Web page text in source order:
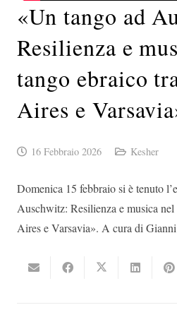
«Un tango ad
Resilienza e
tango ebraico
Aires e
16 Febbraio 2026 Kesher
Domenica 15 febbraio si è tenuto
Auschwitz: Resilienza e musica
Aires e Varsavia». A cura di